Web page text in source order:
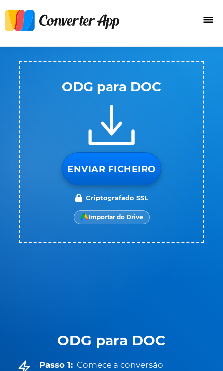
ODG para DOC
Passo 1: Comece a conversão
ODG para DOC
ENVIAR FICHEIRO
Criptografado SSL
Importar do Drive